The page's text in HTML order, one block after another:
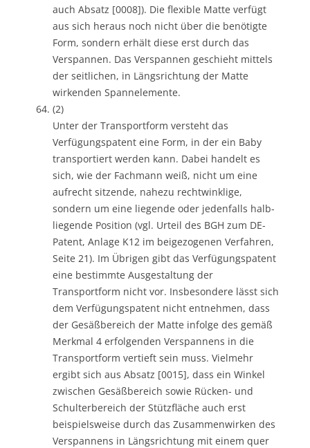
auch Absatz [0008]). Die flexible Matte verfügt
aus sich heraus noch nicht über die benötigte
Form, sondern erhält diese erst durch das
Verspannen. Das Verspannen geschieht mittels
der seitlichen, in Längsrichtung der Matte
wirkenden Spannelemente.
(2)
Unter der Transportform versteht das
Verfügungspatent eine Form, in der ein Baby
transportiert werden kann. Dabei handelt es
sich, wie der Fachmann weiß, nicht um eine
aufrecht sitzende, nahezu rechtwinklige,
sondern um eine liegende oder jedenfalls halb-
liegende Position (vgl. Urteil des BGH zum DE-
Patent, Anlage K12 im beigezogenen Verfahren,
Seite 21). Im Übrigen gibt das Verfügungspatent
eine bestimmte Ausgestaltung der
Transportform nicht vor. Insbesondere lässt sich
dem Verfügungspatent nicht entnehmen, dass
der Gesäßbereich der Matte infolge des gemäß
Merkmal 4 erfolgenden Verspannens in die
Transportform vertieft sein muss. Vielmehr
ergibt sich aus Absatz [0015], dass ein Winkel
zwischen Gesäßbereich sowie Rücken- und
Schulterbereich der Stützfläche auch erst
beispielsweise durch das Zusammenwirken des
Verspannens in Längsrichtung mit einem quer